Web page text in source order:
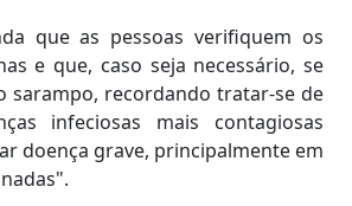
que as pessoas verifiquem os
e que, caso seja necessário, se
sarampo, recordando tratar-se de
infeciosas mais contagiosas
doença grave, principalmente em